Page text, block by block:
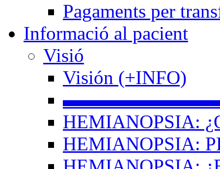
Pagaments per
Informació al pacient
Visió
Visión (+INFO)
HEMIANOPSIA:
HEMIANOPSIA: